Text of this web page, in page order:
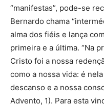
“manifestas”, pode-se
Bernardo chama
alma dos fiéis e lança
primeira e a última. “Na
Cristo foi a nossa
como a nossa vida: é
descanso e a nossa
Advento, 1). Para esta